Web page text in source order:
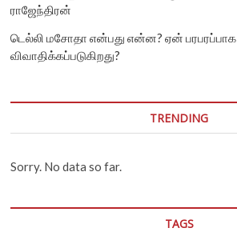
ராஜேந்திரன்
டெல்லி மசோதா என்பது என்ன? ஏன் பரபரப்பாக
விவாதிக்கப்படுகிறது?
TRENDING
Sorry. No data so far.
TAGS